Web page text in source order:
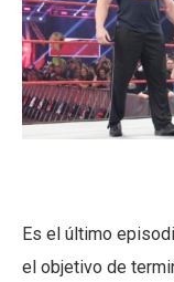
Es el último
el objetivo de